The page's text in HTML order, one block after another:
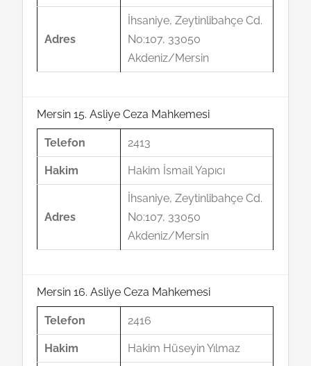
Adres
İhsaniye, Zeytinlibahçe Cd.
No:107, 33050
Akdeniz/Mersin
Mersin 15. Asliye Ceza Mahkemesi
Telefon 2413
Hakim Hakim İsmail Yapıcı
Adres
İhsaniye, Zeytinlibahçe Cd.
No:107, 33050
Akdeniz/Mersin
Mersin 16. Asliye Ceza Mahkemesi
Telefon 2416
Hakim Hakim Hüseyin Yılmaz